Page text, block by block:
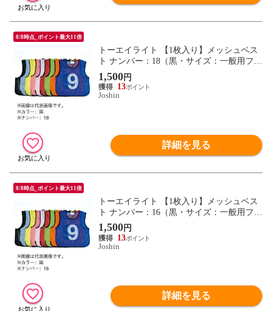
8/8時点_ポイント最大11倍
トーエイライト 【1枚入り】メッシュベス
ト ナンバー：18（黒・サイズ：一般用フリ
ーサイズ） TOEI LIGHT B6372BL-18 【返
品種別A】
1,500円
13
Joshin
詳細を見る
8/8時点_ポイント最大11倍
トーエイライト 【1枚入り】メッシュベス
ト ナンバー：16（黒・サイズ：一般用フリ
ーサイズ） TOEI LIGHT B6372BL-16 【返
品種別A】
1,500円
13
Joshin
詳細を見る